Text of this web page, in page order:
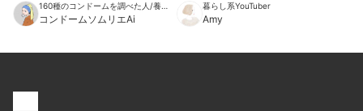
160種のコンドームを調べた人/養護
教諭/公認心理師/思春期保健相談士
コンドームソムリエAi
めモデル暮らし系YouTuber
Amy